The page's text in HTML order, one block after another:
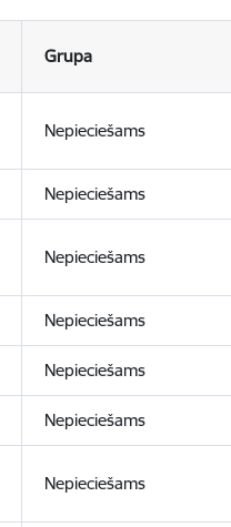
Grupa
Nepieciešams
Nepieciešams
Nepieciešams
Nepieciešams
Nepieciešams
Nepieciešams
Nepieciešams